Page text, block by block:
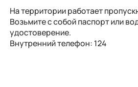
На территории работает
Возьмите с собой паспорт или
удостоверение.
Внутренний телефон: 124